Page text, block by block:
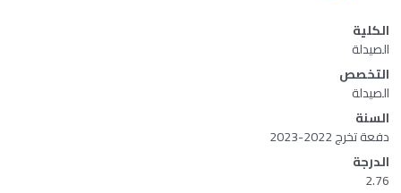
الكلية
الصيدلة
التخصص
الصيدلة
السنة
دفعة تخرج 2022-2023
الدرجة
2.76